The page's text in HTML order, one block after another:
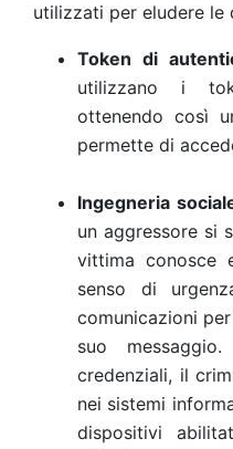
utilizzati per eludere le
Token di
utilizzano i
ottenendo così
permette di
Ingegneria
un aggressore si
vittima conosce
senso di
comunicazioni
suo
credenziali, il
nei sistemi
dispositivi